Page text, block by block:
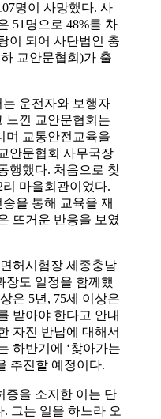
명이 사망했다. 사
51명으로 48%를 차
이 되어 사단법인 충
교안문협회)가 출
운전자와 보행자
느낀 교안문협회는
며 교통안전교육을
안문협회 사무국장
행했다. 처음으로 찾
마을회관이었다.
을 통해 교육을 재
뜨거운 반응을 보였
허시험장 세종충남
장도 일정을 함께했
은 5년, 75세 이상은
받아야 한다고 안내
자진 반납에 대해서
하반기에 ‘찾아가는
추진할 예정이다.
증을 소지한 이는 단
그는 일을 하느라 오